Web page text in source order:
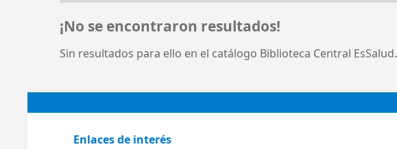
¡No se encontraron resultados!
Sin resultados para ello en el catálogo Biblioteca Central EsSalud.
Enlaces de interés